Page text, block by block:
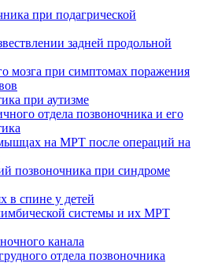
при подагрической
задней продольной
мозга при симптомах поражения
при аутизме
отдела позвоночника и его
на МРТ после операций на
позвоночника при синдроме
в спине у детей
системы и их МРТ
канала
отдела позвоночника